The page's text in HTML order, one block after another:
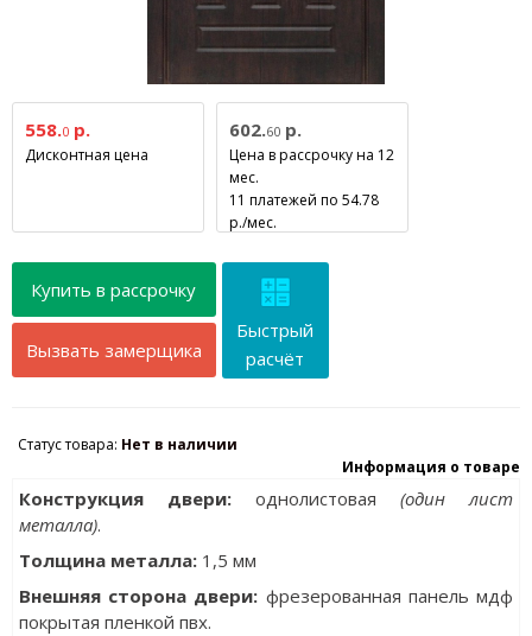
558.0р.
Дисконтная цена
602.60р.
Цена в рассрочку на 12
мес.
11 платежей по 54.78
р./мес.
Купить в рассрочку
Вызвать замерщика
Быстрый
расчёт
Статус товара: Нет в наличии
Информация о товаре
Конструкция двери:однолистовая(один лист
металла).
Толщина металла:1,5 мм
Внешняя сторона двери: фрезерованная панель мдф
покрытая пленкой пвх.